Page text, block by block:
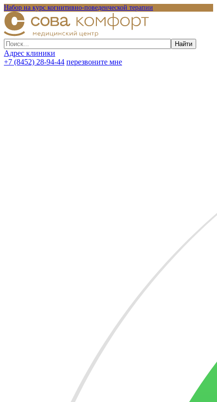
Набор на курс когнитивно-поведенческой терапии
Адрес клиники
+7 (8452) 28-94-44 перезвоните мне